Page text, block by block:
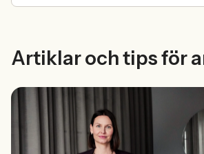
Artiklar och tips för